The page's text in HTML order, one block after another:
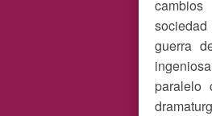
sociedad
guerra